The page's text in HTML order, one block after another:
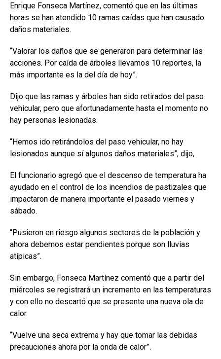
Enrique Fonseca Martínez, comentó que en las últimas
horas se han atendido 10 ramas caídas que han causado
daños materiales.
“Valorar los daños que se generaron para determinar las
acciones. Por caída de árboles llevamos 10 reportes, la
más importante es la del día de hoy”.
Dijo que las ramas y árboles han sido retirados del paso
vehicular, pero que afortunadamente hasta el momento no
hay personas lesionadas.
“Hemos ido retirándolos del paso vehicular, no hay
lesionados aunque sí algunos daños materiales”, dijo,
El funcionario agregó que el descenso de temperatura ha
ayudado en el control de los incendios de pastizales que
impactaron de manera importante el pasado viernes y
sábado.
“Pusieron en riesgo algunos sectores de la población y
ahora debemos estar pendientes porque son lluvias
atípicas”.
Sin embargo, Fonseca Martínez comentó que a partir del
miércoles se registrará un incremento en las temperaturas
y con ello no descartó que se presente una nueva ola de
calor.
“Vuelve una seca extrema y hay que tomar las debidas
precauciones ahora por la onda de calor”.